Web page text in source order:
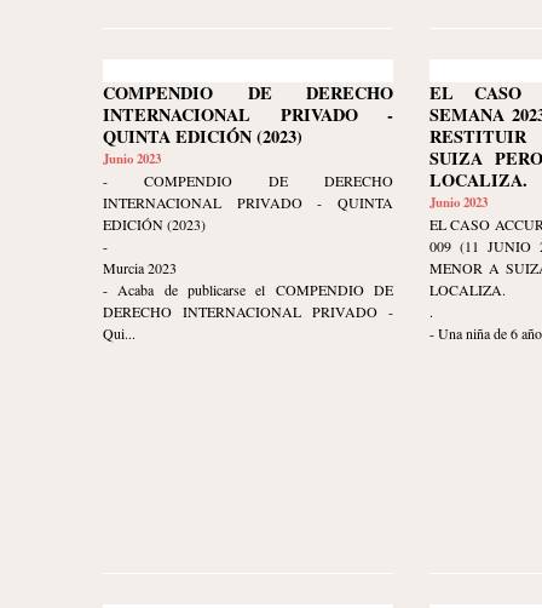
COMPENDIO DE DERECHO
INTERNACIONAL PRIVADO -
QUINTA EDICIÓN (2023)
Junio 2023
- COMPENDIO DE DERECHO
INTERNACIONAL PRIVADO - QUINTA
EDICIÓN (2023)
-
Murcia 2023
- Acaba de publicarse el COMPENDIO DE
DERECHO INTERNACIONAL PRIVADO -
Qui...
EL CASO
SEMANA
SUIZA
LOCALIZA.
Junio 2023
EL CASO
009 (11 JUNIO
MENOR A
LOCALIZA.
.
- Una niña de 6